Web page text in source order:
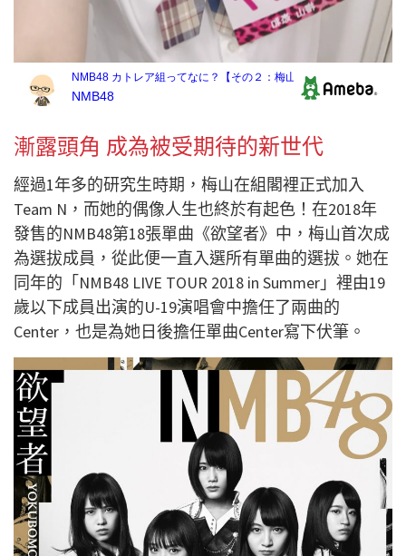
漸露頭角 成為被受期待的新世代
經過1年多的研究生時期，梅山在組閣裡正式加入
Team N，而她的偶像人生也終於有起色！在2018年
發售的NMB48第18張單曲《欲望者》中，梅山首次成
為選拔成員，從此便一直入選所有單曲的選拔。她在
同年的「NMB48 LIVE TOUR 2018 in Summer」裡由19
歲以下成員出演的U-19演唱會中擔任了兩曲的
Center，也是為她日後擔任單曲Center寫下伏筆。